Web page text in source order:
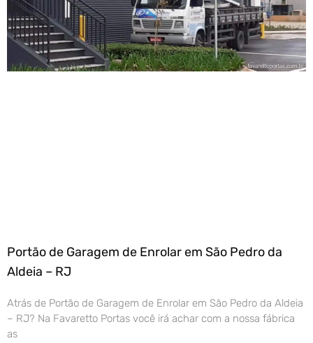
Portão de Garagem de Enrolar em São Pedro da
Aldeia – RJ
Atrás de Portão de Garagem de Enrolar em São Pedro da Aldeia
– RJ? Na Favaretto Portas você irá achar com a nossa fábrica
as